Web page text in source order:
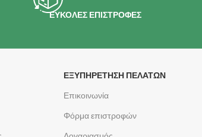
ΕΥΚΟΛΕΣ ΕΠΙΣΤΡΟΦΕΣ
ΕΞΥΠΗΡΕΤΗΣΗ ΠΕΛΑΤΩΝ
Επικοινωνία
Φόρμα επιστροφών